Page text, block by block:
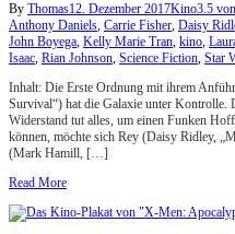
By Thomas12. Dezember 2017Kino3.5
Anthony Daniels, Carrie Fisher, Daisy
John Boyega, Kelly Marie Tran, kino,
Isaac, Rian Johnson, Science Fiction, Star
Inhalt: Die Erste Ordnung mit ihrem
Survival“) hat die Galaxie unter Kontrolle.
Widerstand tut alles, um einen Funken
können, möchte sich Rey (Daisy Ridley,
(Mark Hamill, […]
Read More